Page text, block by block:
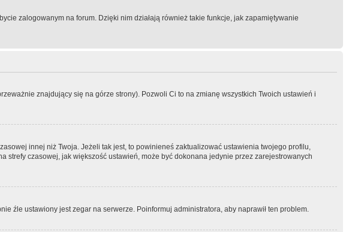
zalogowanym na forum. Dzięki nim działają również takie funkcje, jak zapamiętywanie
znajdujący się na górze strony). Pozwoli Ci to na zmianę wszystkich Twoich ustawień i
innej niż Twoja. Jeżeli tak jest, to powinieneś zaktualizować ustawienia twojego profilu,
czasowej, jak większość ustawień, może być dokonana jedynie przez zarejestrowanych
źle ustawiony jest zegar na serwerze. Poinformuj administratora, aby naprawił ten problem.